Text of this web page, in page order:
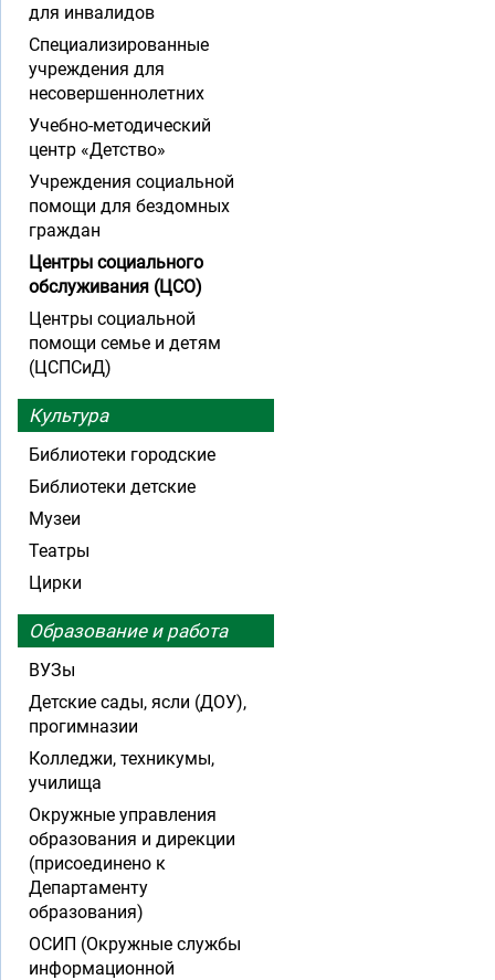
для инвалидов
Специализированные
учреждения для
несовершеннолетних
Учебно-методический
центр «Детство»
Учреждения социальной
помощи для бездомных
граждан
Центры социального
обслуживания (ЦСО)
Центры социальной
помощи семье и детям
(ЦСПСиД)
Культура
Библиотеки городские
Библиотеки детские
Музеи
Театры
Цирки
Образование и работа
ВУЗы
Детские сады, ясли (ДОУ),
прогимназии
Колледжи, техникумы,
училища
Окружные управления
образования и дирекции
(присоединено к
Департаменту
образования)
ОСИП (Окружные службы
информационной